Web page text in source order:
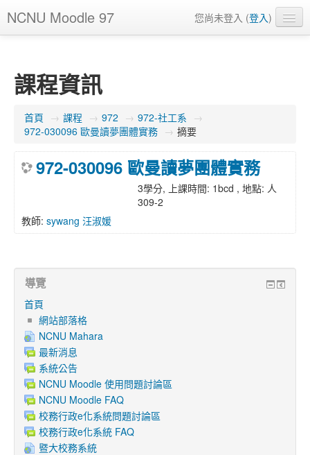
NCNU Moodle 97 您尚未登入 (登入)
課程資訊
首頁 → 課程 → 972 → 972-社工系 →
972-030096 歐曼讀夢團體實務 → 摘要
972-030096 歐曼讀夢團體實務
3學分, 上課時間: 1bcd , 地點: 人
309-2
教師: sywang 汪淑媛
導覽
首頁
網站部落格
NCNU Mahara
最新消息
系統公告
NCNU Moodle 使用問題討論區
NCNU Moodle FAQ
校務行政e化系統問題討論區
校務行政e化系統 FAQ
暨大校務系統